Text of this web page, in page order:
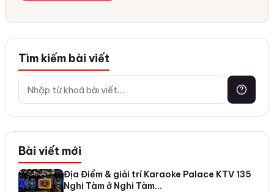
Tìm kiếm bài viết
Bài viết mới
Địa Điểm & giải trí Karaoke Palace KTV 135
Nghi Tàm ở Nghi Tàm…